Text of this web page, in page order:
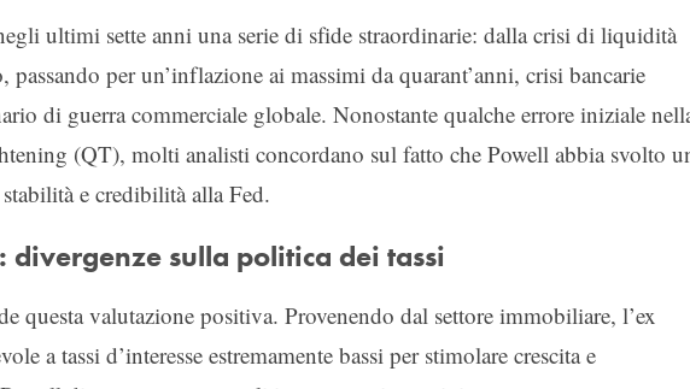
ultimi sette anni una serie di sfide straordinarie: dalla crisi di liquidità
per un’inflazione ai massimi da quarant’anni, crisi bancarie
di guerra commerciale globale. Nonostante qualche errore iniziale
(QT), molti analisti concordano sul fatto che Powell abbia svolto
e credibilità alla Fed.
divergenze sulla politica dei tassi
questa valutazione positiva. Provenendo dal settore immobiliare, l’ex
a tassi d’interesse estremamente bassi per stimolare crescita e